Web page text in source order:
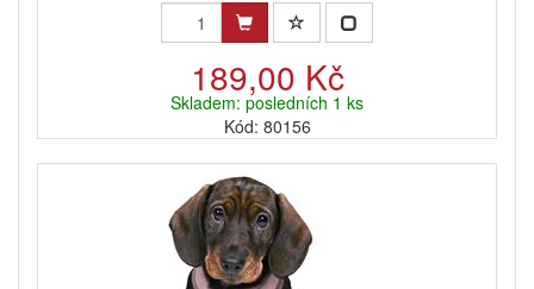
189,00 Kč
Skladem: posledních 1 ks
Kód: 80156